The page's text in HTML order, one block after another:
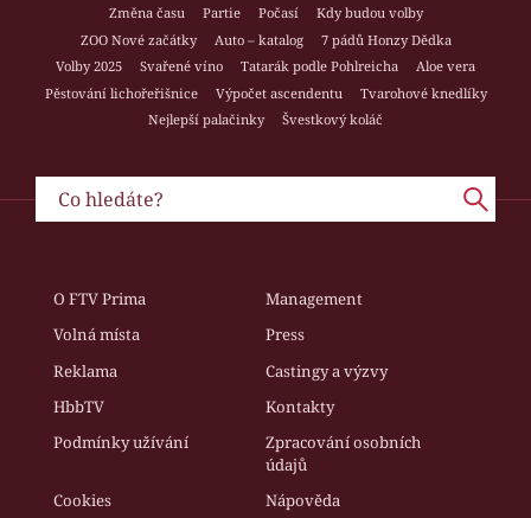
Změna času
Partie Počasí
Kdy budou volby
ZOO Nové začátky
Auto – katalog
7 pádů Honzy Dědka
Volby 2025
Svařené víno Tatarák podle Pohlreicha
Aloe vera
Pěstování lichořeřišnice
Výpočet ascendentu
Tvarohové knedlíky
Nejlepší palačinky
Švestkový koláč
O FTV Prima
Management
Volná místa
Press
Reklama
Castingy a výzvy
HbbTV
Kontakty
Podmínky užívání
Zpracování osobních
údajů
Cookies
Nápověda